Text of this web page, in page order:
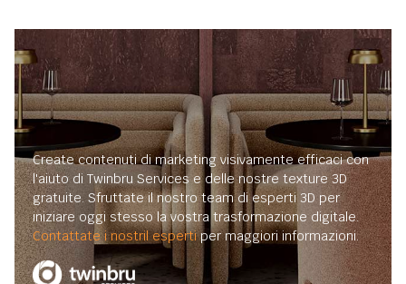
Create contenuti di marketing visivamente efficaci con
l'aiuto di Twinbru Services e delle nostre texture 3D
gratuite. Sfruttate il nostro team di esperti 3D per
iniziare oggi stesso la vostra trasformazione digitale.
Contattate i nostril espertiper maggiori informazioni.